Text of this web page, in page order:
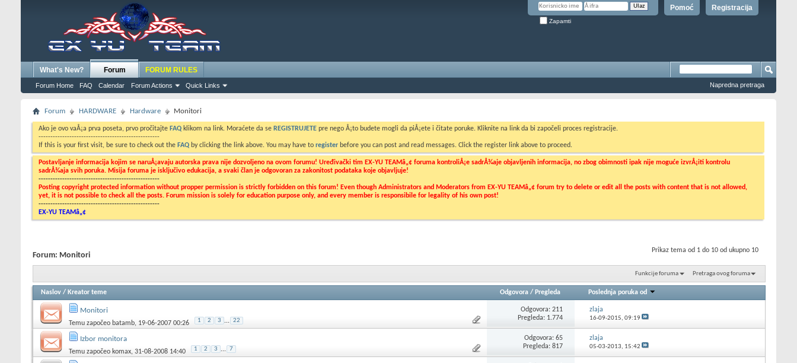
Registracija
Pomoć
Zapamti
What's New? Forum
Forum Home FAQ Calendar Forum Actions Quick Links
FORUM RULES
Napredna pretraga
Forum HARDWARE Hardware Monitori
Ako je ovo vaÅ¡a prva poseta, prvo pročitajte FAQ klikom na link. Moraćete da se REGISTRUJETE pre nego Å¡to budete mogli da piÅ¡ete i čitate poruke. Kliknite na link da bi započeli proces registracije.
---------------------------------------------------
If this is your first visit, be sure to check out the FAQ by clicking the link above. You may have to register before you can post and read messages. Click the register link above to proceed.
Postavljanje informacija kojim se naruÅ¡avaju autorska prava nije dozvoljeno na ovom forumu! Uređivački tim EX-YU TEAMâ„¢ foruma kontroliÅ¡e sadrÅ¾aje objavljenih informacija, no zbog obimnosti ipak nije moguće izvrÅ¡iti kontrolu
sadrÅ¾aja svih poruka. Misija foruma je isključivo edukacija, a svaki član je odgovoran za zakonitost podataka koje objavljuje!
---------------------------------------------------
Posting copyright protected information without propper permission is strictly forbidden on this forum! Even though Administrators and Moderators from EX-YU TEAMâ„¢ forum try to delete or edit all the posts with content that is not allowed,
yet, it is not possible to check all the posts. Forum mission is solely for education purpose only, and every member is responsibile for legality of his own post!
---------------------------------------------------
EX-YU TEAMâ„¢
Prikaz tema od 1 do 10 od ukupno 10
Forum: Monitori
Funkcije foruma Pretraga ovog foruma
Naslov / Kreator teme Odgovora / Pregleda Poslednja poruka od
Monitori
Temu započeo batamb, 19-06-2007 00:26 1 2 3 ... 22
Odgovora: 211
Pregleda: 1.774
zlaja
16-09-2015, 09:19
Izbor monitora
Temu započeo komax, 31-08-2008 14:40 1 2 3 ... 7
Odgovora: 65
Pregleda: 817
zlaja
05-03-2013, 15:42